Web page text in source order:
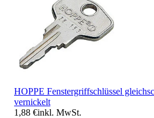
HOPPE Fenstergriffschlüssel
vernickelt
1,88 €inkl. MwSt.